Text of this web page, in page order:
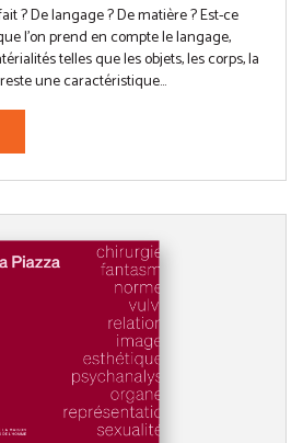
? De langage ? De matière ? Est-ce
l’on prend en compte le langage,
telles que les objets, les corps, la
une caractéristique...